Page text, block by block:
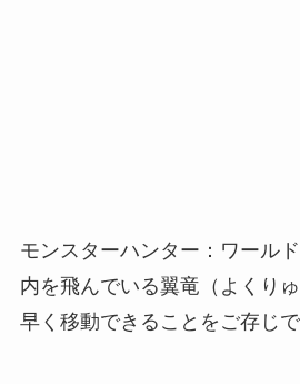
モンスターハンター：ワール
内を飛んでいる翼竜（よくり
早く移動できることをご存じ